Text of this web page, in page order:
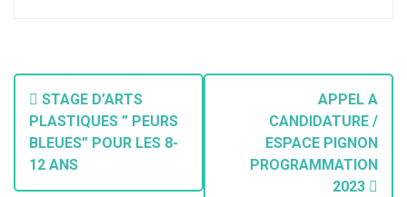
STAGE D’ARTS
PLASTIQUES ” PEURS
BLEUES” POUR LES 8-
12 ANS
APPEL A
CANDIDATURE /
ESPACE PIGNON
PROGRAMMATION
2023